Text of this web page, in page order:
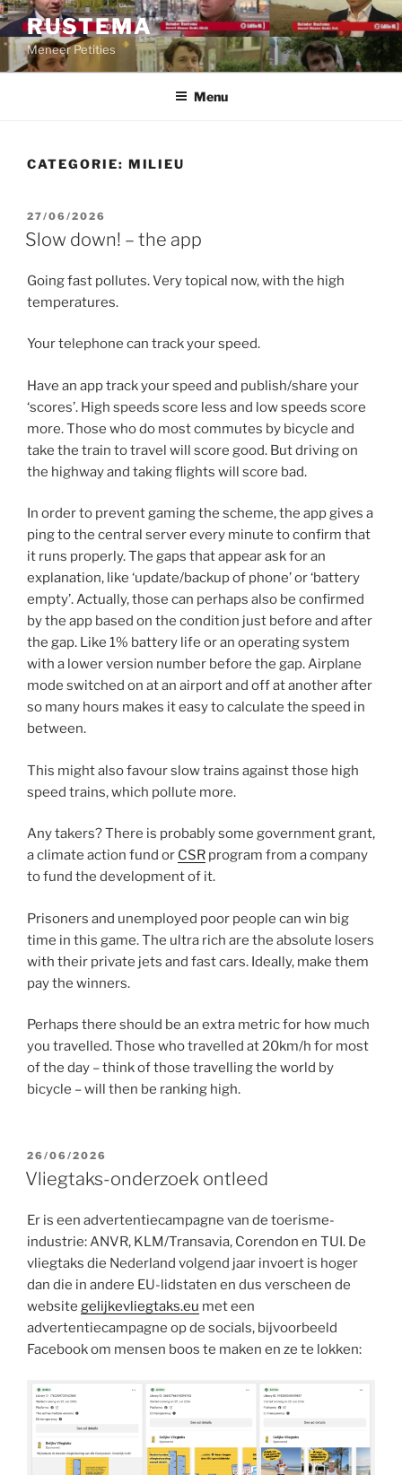
Ga
naar
inhoud
RUSTEMA
Meneer Petities
Menu
CATEGORIE: MILIEU
GEPLAATST
OP
27/06/2026
Slow down! – the app
Going fast pollutes. Very topical now, with the high
temperatures.
Your telephone can track your speed.
Have an app track your speed and publish/share your
‘scores’. High speeds score less and low speeds score
more. Those who do most commutes by bicycle and
take the train to travel will score good. But driving on
the highway and taking flights will score bad.
In order to prevent gaming the scheme, the app gives a
ping to the central server every minute to confirm that
it runs properly. The gaps that appear ask for an
explanation, like ‘update/backup of phone’ or ‘battery
empty’. Actually, those can perhaps also be confirmed
by the app based on the condition just before and after
the gap. Like 1% battery life or an operating system
with a lower version number before the gap. Airplane
mode switched on at an airport and off at another after
so many hours makes it easy to calculate the speed in
between.
This might also favour slow trains against those high
speed trains, which pollute more.
Any takers? There is probably some government grant,
a climate action fund or CSR program from a company
to fund the development of it.
Prisoners and unemployed poor people can win big
time in this game. The ultra rich are the absolute losers
with their private jets and fast cars. Ideally, make them
pay the winners.
Perhaps there should be an extra metric for how much
you travelled. Those who travelled at 20km/h for most
of the day – think of those travelling the world by
bicycle – will then be ranking high.
GEPLAATST
OP
26/06/2026
Vliegtaks-onderzoek ontleed
Er is een advertentiecampagne van de toerisme-
industrie: ANVR, KLM/Transavia, Corendon en TUI. De
vliegtaks die Nederland volgend jaar invoert is hoger
dan die in andere EU-lidstaten en dus verscheen de
website gelijkevliegtaks.eu met een
advertentiecampagne op de socials, bijvoorbeeld
Facebook om mensen boos te maken en ze te lokken: